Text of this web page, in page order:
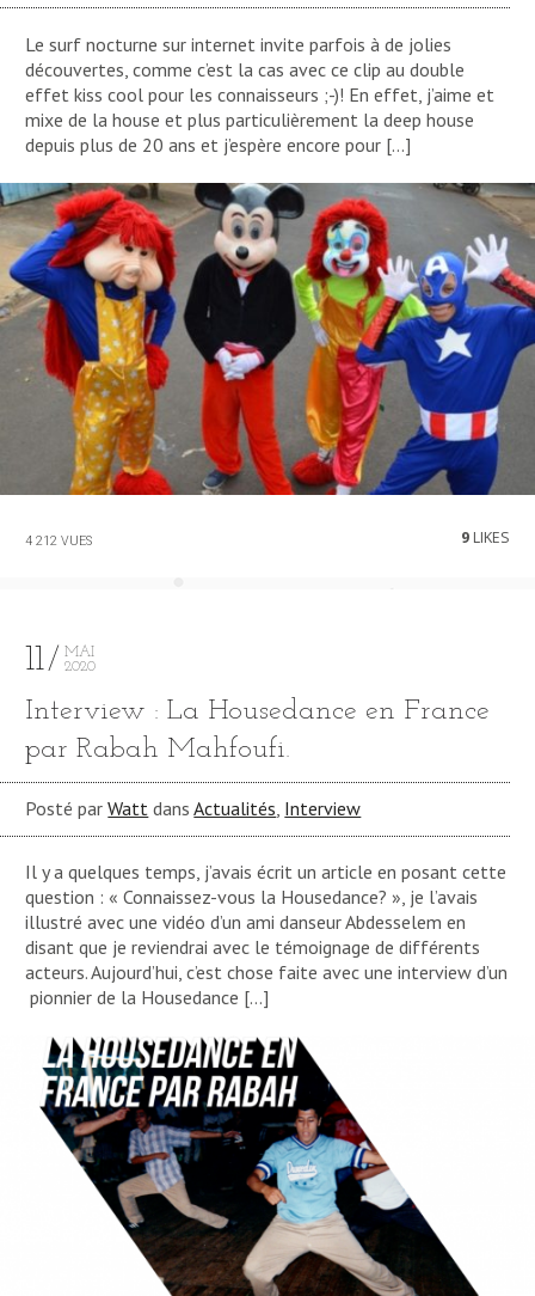
Le surf nocturne sur internet invite parfois à de jolies
découvertes, comme c’est la cas avec ce clip au double
effet kiss cool pour les connaisseurs ;-)! En effet, j’aime et
mixe de la house et plus particulièrement la deep house
depuis plus de 20 ans et j’espère encore pour […]
4 212 VUES 9LIKES
11
MAI
2020
Interview : La Housedance en France
par Rabah Mahfoufi.
Posté parWatt dansActualités Interview
Il y a quelques temps, j’avais écrit un article en posant cette
question : « Connaissez-vous la Housedance? », je l’avais
illustré avec une vidéo d’un ami danseur Abdesselem en
disant que je reviendrai avec le témoignage de différents
acteurs. Aujourd’hui, c’est chose faite avec une interview d’un
pionnier de la Housedance […]